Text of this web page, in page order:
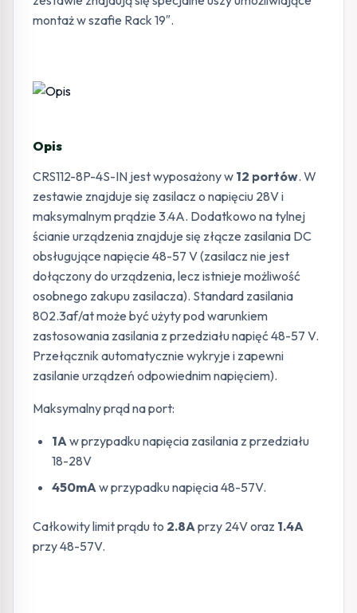
montaż w szafie Rack 19″.
Opis
CRS112-8P-4S-IN jest wyposażony w 12 portów. W
zestawie znajduje się zasilacz o napięciu 28V i
maksymalnym prądzie 3.4A. Dodatkowo na tylnej
ścianie urządzenia znajduje się złącze zasilania DC
obsługujące napięcie 48-57 V (zasilacz nie jest
dołączony do urządzenia, lecz istnieje możliwość
osobnego zakupu zasilacza). Standard zasilania
802.3af/at może być użyty pod warunkiem
zastosowania zasilania z przedziału napięć 48-57 V.
Przełącznik automatycznie wykryje i zapewni
zasilanie urządzeń odpowiednim napięciem).
Maksymalny prąd na port:
1A w przypadku napięcia zasilania z przedziału
18-28V
450mA w przypadku napięcia 48-57V.
Całkowity limit prądu to 2.8A przy 24V oraz 1.4A
przy 48-57V.